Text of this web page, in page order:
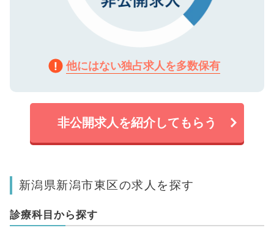
他にはない独占求人を多数保有
非公開求人を紹介してもらう
新潟県新潟市東区の求人を探す
診療科目から探す